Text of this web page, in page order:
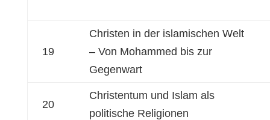
19
Christen in der islamischen Welt
– Von Mohammed bis zur
Gegenwart
20
Christentum und Islam als
politische Religionen